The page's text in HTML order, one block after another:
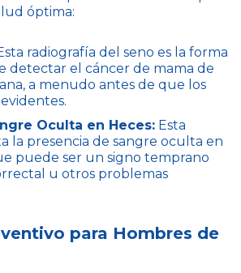
óptima:
radiografía del seno es la forma
detectar el cáncer de mama de
a menudo antes de que los
Oculta en Heces: Esta
la presencia de sangre oculta en
puede ser un signo temprano
u otros problemas
para Hombres de